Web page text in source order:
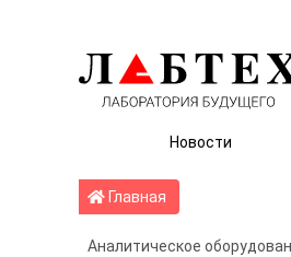
Новости
ГлавнаяГлавная
Аналитическое